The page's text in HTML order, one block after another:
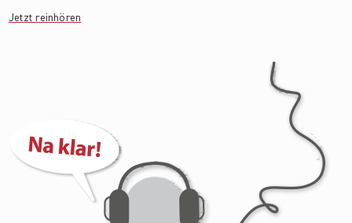
Jetzt reinhören